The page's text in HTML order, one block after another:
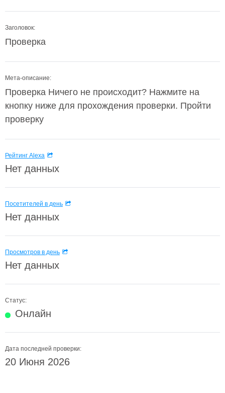
Заголовок:
Проверка
Мета-описание:
Проверка Ничего не происходит? Нажмите на
кнопку ниже для прохождения проверки. Пройти
проверку
Рейтинг Alexa
Нет данных
Посетителей в день
Нет данных
Просмотров в день
Нет данных
Статус:
Онлайн
Дата последней проверки:
20 Июня 2026